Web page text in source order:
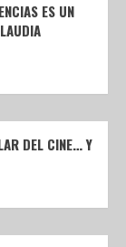
ES UN
DEL CINE… Y